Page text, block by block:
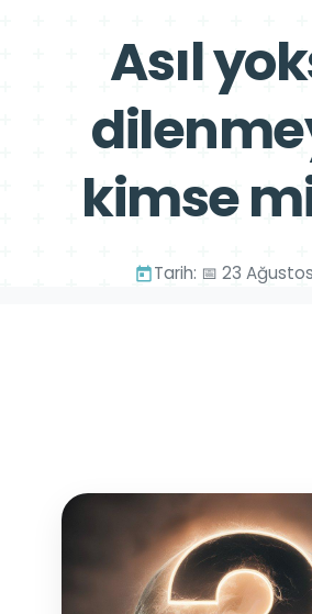
Asıl
kimse
Tarih: 📅 23